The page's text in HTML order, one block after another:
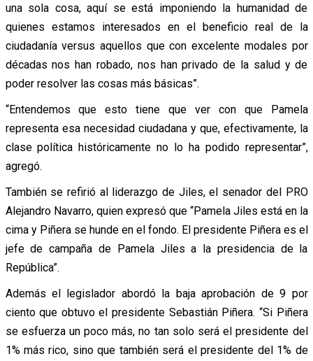
una sola cosa, aquí se está imponiendo la humanidad de
quienes estamos interesados en el beneficio real de la
ciudadanía versus aquellos que con excelente modales por
décadas nos han robado, nos han privado de la salud y de
poder resolver las cosas más básicas”.
“Entendemos que esto tiene que ver con que Pamela
representa esa necesidad ciudadana y que, efectivamente, la
clase política históricamente no lo ha podido representar”,
agregó.
También se refirió al liderazgo de Jiles, el senador del PRO
Alejandro Navarro, quien expresó que “Pamela Jiles está en la
cima y Piñera se hunde en el fondo. El presidente Piñera es el
jefe de campaña de Pamela Jiles a la presidencia de la
República”.
Además el legislador abordó la baja aprobación de 9 por
ciento que obtuvo el presidente Sebastián Piñera. “Si Piñera
se esfuerza un poco más, no tan solo será el presidente del
1% más rico, sino que también será el presidente del 1% de